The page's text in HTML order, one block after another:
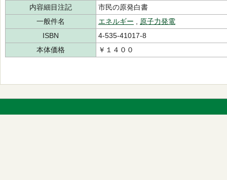
内容細目注記
市民の原発白書
一般件名
エネルギー
原子力発電
ISBN
4-535-41017-8
本体価格
￥１４００